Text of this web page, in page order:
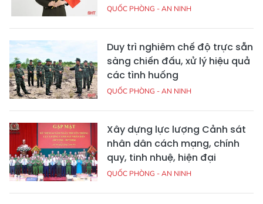
QUỐC PHÒNG - AN NINH
Duy trì nghiêm chế độ trực sẵn
sàng chiến đấu, xử lý hiệu quả
các tình huống
QUỐC PHÒNG - AN NINH
Xây dựng lực lượng Cảnh sát
nhân dân cách mạng, chính
quy, tinh nhuệ, hiện đại
QUỐC PHÒNG - AN NINH